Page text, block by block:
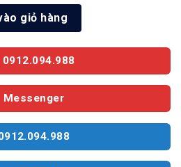
Inch 43QNED80BSA số lượng
giỏ hàng
0912.094.988
Messenger